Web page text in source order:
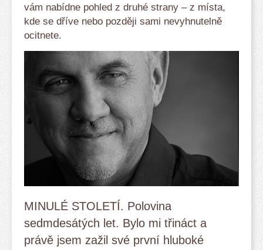
vám nabídne pohled z druhé strany – z místa,
kde se dříve nebo později sami nevyhnutelně
ocitnete.
MINULÉ STOLETÍ. Polovina
sedmdesátých let. Bylo mi třináct a
právě jsem zažil své první hluboké